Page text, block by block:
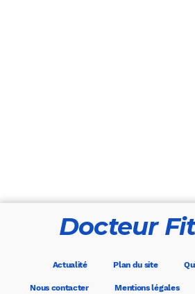
Docteur
Actualité Plan du site
Nous contacter Mentions légales